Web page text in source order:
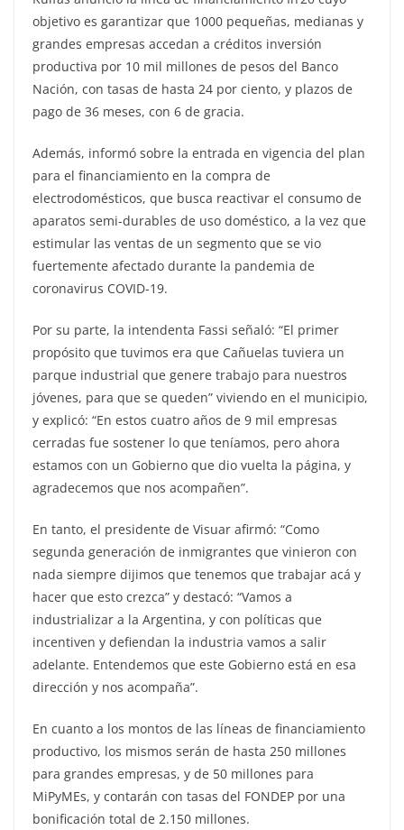
objetivo es garantizar que 1000 pequeñas, medianas y
grandes empresas accedan a créditos inversión
productiva por 10 mil millones de pesos del Banco
Nación, con tasas de hasta 24 por ciento, y plazos de
pago de 36 meses, con 6 de gracia.
Además, informó sobre la entrada en vigencia del plan
para el financiamiento en la compra de
electrodomésticos, que busca reactivar el consumo de
aparatos semi-durables de uso doméstico, a la vez que
estimular las ventas de un segmento que se vio
fuertemente afectado durante la pandemia de
coronavirus COVID-19.
Por su parte, la intendenta Fassi señaló: “El primer
propósito que tuvimos era que Cañuelas tuviera un
parque industrial que genere trabajo para nuestros
jóvenes, para que se queden” viviendo en el municipio,
y explicó: “En estos cuatro años de 9 mil empresas
cerradas fue sostener lo que teníamos, pero ahora
estamos con un Gobierno que dio vuelta la página, y
agradecemos que nos acompañen”.
En tanto, el presidente de Visuar afirmó: “Como
segunda generación de inmigrantes que vinieron con
nada siempre dijimos que tenemos que trabajar acá y
hacer que esto crezca” y destacó: “Vamos a
industrializar a la Argentina, y con políticas que
incentiven y defiendan la industria vamos a salir
adelante. Entendemos que este Gobierno está en esa
dirección y nos acompaña”.
En cuanto a los montos de las líneas de financiamiento
productivo, los mismos serán de hasta 250 millones
para grandes empresas, y de 50 millones para
MiPyMEs, y contarán con tasas del FONDEP por una
bonificación total de 2.150 millones.